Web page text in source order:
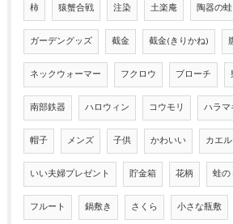
柿 猿蟹合戦 注染 土楽庵 陶器の蛙
ガーデングッズ 截金 截金(きりかね)
ネックウォーマー フクロウ ブローチ
南部鉄器 ハロウィン コウモリ ハラマ
帽子 メンズ 子供 かわいい カエ
いい夫婦プレゼント 貯金箱 花柄 蛙の
フルート 鍋敷き さくら 小さな瓶敷